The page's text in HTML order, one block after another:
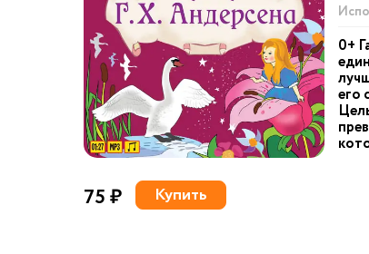
0+
его
75 ₽ Купить